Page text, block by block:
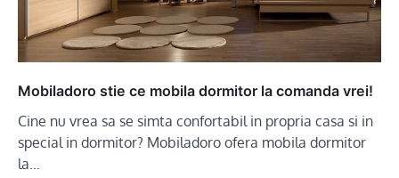
Mobiladoro stie ce mobila dormitor la comanda vrei!
Cine nu vrea sa se simta confortabil in propria casa si in
special in dormitor? Mobiladoro ofera mobila dormitor
la…